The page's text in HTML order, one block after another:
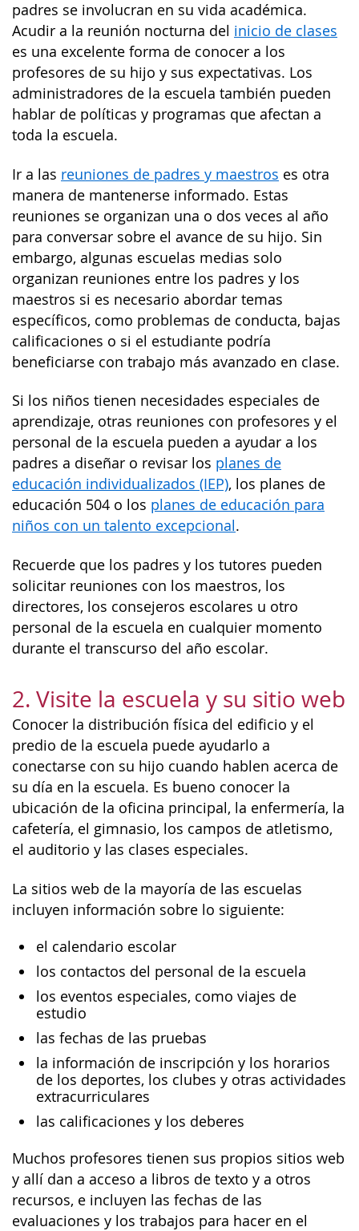
padres se involucran en su vida académica.
Acudir a la reunión nocturna del inicio de clases
es una excelente forma de conocer a los
profesores de su hijo y sus expectativas. Los
administradores de la escuela también pueden
hablar de políticas y programas que afectan a
toda la escuela.
Ir a las reuniones de padres y maestros es otra
manera de mantenerse informado. Estas
reuniones se organizan una o dos veces al año
para conversar sobre el avance de su hijo. Sin
embargo, algunas escuelas medias solo
organizan reuniones entre los padres y los
maestros si es necesario abordar temas
específicos, como problemas de conducta, bajas
calificaciones o si el estudiante podría
beneficiarse con trabajo más avanzado en clase.
Si los niños tienen necesidades especiales de
aprendizaje, otras reuniones con profesores y el
personal de la escuela pueden a ayudar a los
padres a diseñar o revisar los planes de
educación individualizados (IEP), los planes de
educación 504 o los planes de educación para
niños con un talento excepcional.
Recuerde que los padres y los tutores pueden
solicitar reuniones con los maestros, los
directores, los consejeros escolares u otro
personal de la escuela en cualquier momento
durante el transcurso del año escolar.
2. Visite la escuela y su sitio web
Conocer la distribución física del edificio y el
predio de la escuela puede ayudarlo a
conectarse con su hijo cuando hablen acerca de
su día en la escuela. Es bueno conocer la
ubicación de la oficina principal, la enfermería, la
cafetería, el gimnasio, los campos de atletismo,
el auditorio y las clases especiales.
La sitios web de la mayoría de las escuelas
incluyen información sobre lo siguiente:
el calendario escolar
los contactos del personal de la escuela
los eventos especiales, como viajes de
estudio
las fechas de las pruebas
la información de inscripción y los horarios
de los deportes, los clubes y otras actividades
extracurriculares
las calificaciones y los deberes
Muchos profesores tienen sus propios sitios web
y allí dan a acceso a libros de texto y a otros
recursos, e incluyen las fechas de las
evaluaciones y los trabajos para hacer en el